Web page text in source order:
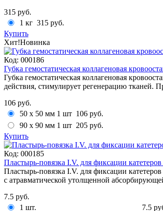
315 руб.
1 кг 315 руб.
Купить
Хит!Новинка
Код: 000186
Губка гемостатическая коллагеновая
Губка гемостатическая коллагеновая
действия, стимулирует регенерацию тканей.
106 руб.
50 x 50 мм 1 шт 106 руб.
90 x 90 мм 1 шт 205 руб.
Купить
Код: 000185
Пластырь-повязка I.V. для фиксации катетеров
Пластырь-повязка I.V. для фиксации
с атравматической утолщенной
7.5 руб.
1 шт.
7.5